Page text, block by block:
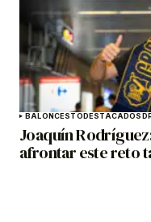
BALONCESTODESTACADOS
Joaquín
afrontar este reto